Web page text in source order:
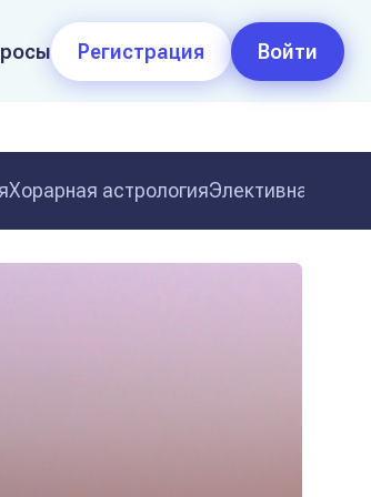
Регистрация Войти
Хорарная астрологияЭлективная